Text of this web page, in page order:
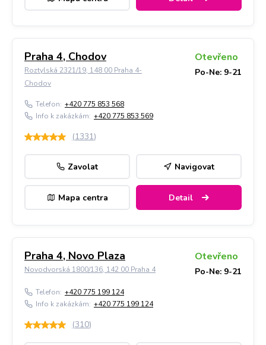
Praha 4, Chodov
Roztylská 2321/19, 148 00 Praha 4-
Chodov
Otevřeno
Po-Ne: 9-21
Telefon: +420 775 853 568
Info k zakázkám: +420 775 853 569
(1331)
Zavolat Navigovat
Mapa centra Detail
Praha 4, Novo Plaza
Novodvorská 1800/136, 142 00 Praha 4
Otevřeno
Po-Ne: 9-21
Telefon: +420 775 199 124
Info k zakázkám: +420 775 199 124
(310)